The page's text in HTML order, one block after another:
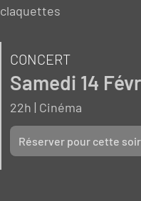
claquettes
CONCERT
Samedi 14
22h | Cinéma
Réserver pour cette